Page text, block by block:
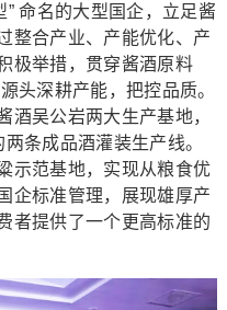
命名的大型国企，立足酱
整合产业、产能优化、产
极举措，贯穿酱酒原料
头深耕产能，把控品质。
酒吴公岩两大生产基地，
条成品酒灌装生产线。
示范基地，实现从粮食优
企标准管理，展现雄厚产
者提供了一个更高标准的